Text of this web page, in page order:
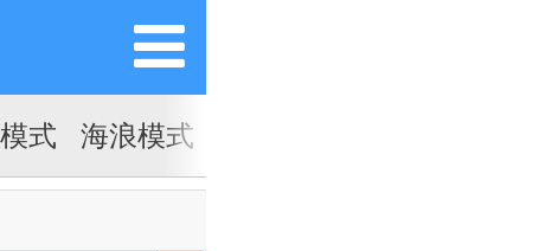
式 海浪模式